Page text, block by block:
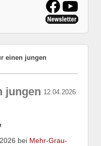
einen jungen
12.04.2026
jungen
bei Mehr-Grau-